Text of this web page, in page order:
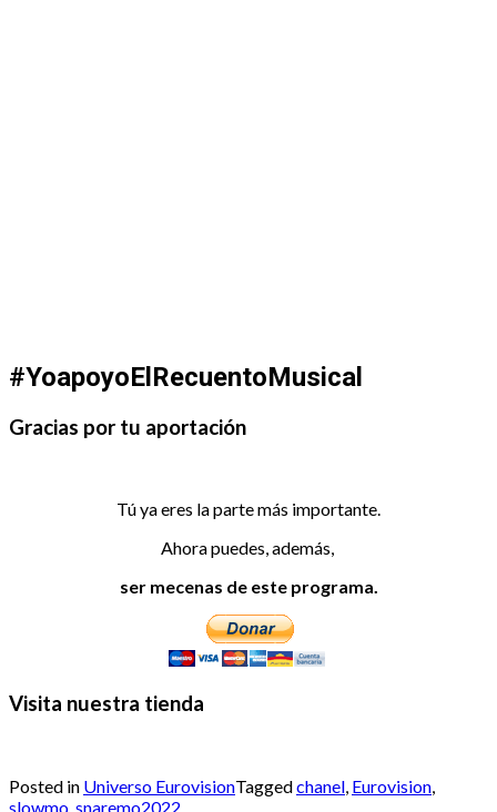
#YoapoyoElRecuentoMusical
Gracias por tu aportación
Tú ya eres la parte más importante.
Ahora puedes, además,
ser mecenas de este programa.
Visita nuestra tienda
Posted in Universo EurovisionTaggedchanel Eurovision
slowmo snaremo2022